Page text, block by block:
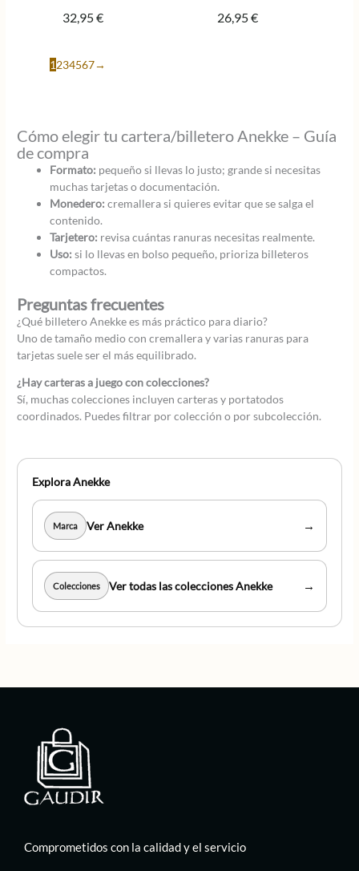
32,95€ 26,95€
1234567→
Cómo elegir tu cartera/billetero Anekke – Guía
de compra
Formato: pequeño si llevas lo justo; grande si necesitas
muchas tarjetas o documentación.
Monedero: cremallera si quieres evitar que se salga el
contenido.
Tarjetero: revisa cuántas ranuras necesitas realmente.
Uso: si lo llevas en bolso pequeño, prioriza billeteros
compactos.
Preguntas frecuentes
¿Qué billetero Anekke es más práctico para diario?
Uno de tamaño medio con cremallera y varias ranuras para
tarjetas suele ser el más equilibrado.
¿Hay carteras a juego con colecciones?
Sí, muchas colecciones incluyen carteras y portatodos
coordinados. Puedes filtrar por colección o por subcolección.
Explora Anekke
Marca Ver Anekke →
Colecciones Ver todas las colecciones Anekke →
Comprometidos con la calidad y el servicio